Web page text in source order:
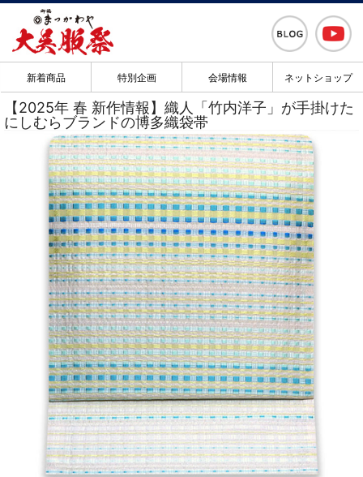
新着商品 特別企画 会場情報 ネットショップ
【2025年 春 新作情報】織人「竹内洋子」が手掛けた
にしむらブランドの博多織袋帯